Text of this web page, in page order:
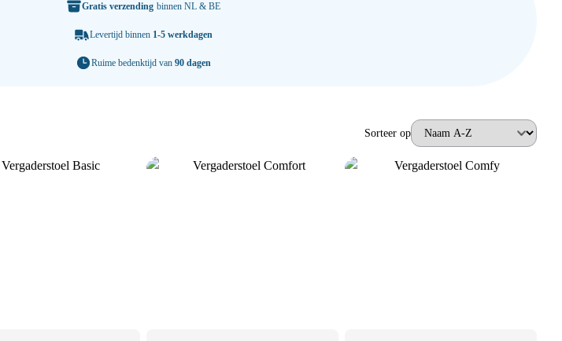
Gratis verzending binnen NL & BE
Levertijd binnen 1-5 werkdagen
Ruime bedenktijd van 90 dagen
Sorteer op